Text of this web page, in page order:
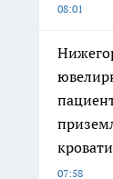
08:01
кровати
07:58